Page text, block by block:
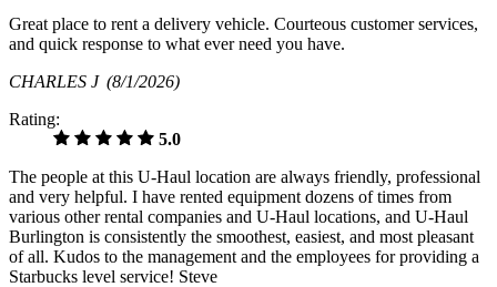
Great place to rent a delivery vehicle. Courteous customer services,
and quick response to what ever need you have.
CHARLES J (8/1/2026)
Rating:
5.0
The people at this U-Haul location are always friendly, professional
and very helpful. I have rented equipment dozens of times from
various other rental companies and U-Haul locations, and U-Haul
Burlington is consistently the smoothest, easiest, and most pleasant
of all. Kudos to the management and the employees for providing a
Starbucks level service! Steve